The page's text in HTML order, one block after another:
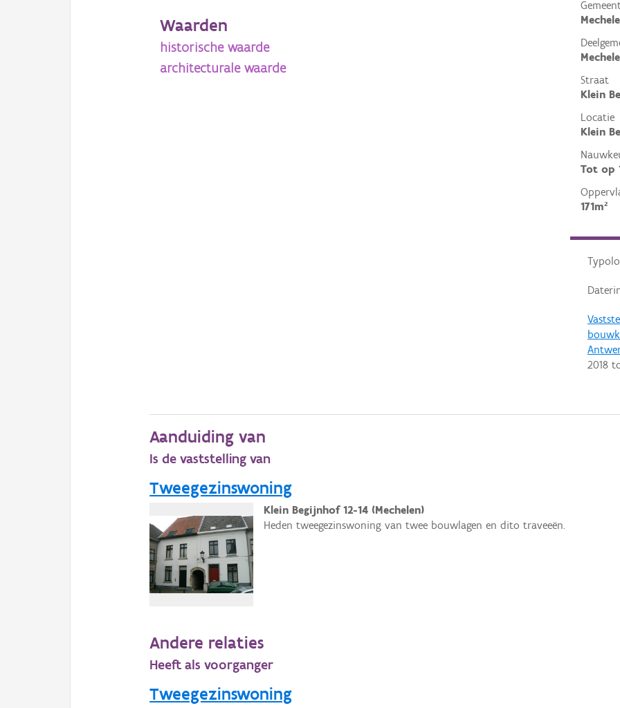
Straat
Klein
Locatie
Klein
Tot op
171m²
2018
Waarden
historische waarde
architecturale waarde
Aanduiding van
Is de vaststelling van
Tweegezinswoning
Klein Begijnhof 12-14 (Mechelen)
Heden tweegezinswoning van twee bouwlagen en dito traveeën.
Andere relaties
Heeft als voorganger
Tweegezinswoning